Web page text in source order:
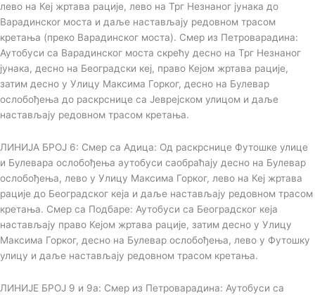
лево на Кеј жртава рације, лево на Трг Незнаног јунака до
Варадинскоr моста и даље настављају редовном трасом
кретања (преко Варадинског моста). Смер из Петроварадина:
Аутобуси са Варадинског моста скрећу десно на Трг Незнаног
јунака, десно на Београдски кеј, право Кејом жртава рације,
затим десно у Улицу Максима Горког, десно на Булевар
ослобођења до раскрснице са Јеврејском улицом и даље
настављају редовном трасом кретања.
ЛИНИЈА БРОЈ 6: Смер са Адица: Од раскрснице Футошке улице
и Булевара ослобођења аутобуси саобраћају десно на Булевар
ослобођења, лево у Улицу Максима Горког, лево на Кеј жртава
рације до Београдског кеја и даље настављају редовном трасом
кретања. Смер са Подбаре: Аутобуси са Београдског кеја
настављају право Кејом жртава рације, затим десно у Улицу
Максима Горког, десно на Булевар ослобођења, лево у Футошку
улицу и даље настављају редовном трасом кретања.
ЛИНИЈЕ БРОЈ 9 и 9а: Смер из Петроварадина: Аутобуси са